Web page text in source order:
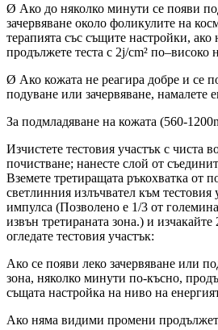
Ø Ако до няколко минути се появи
зачервяване около фоликулите на
терапията със същите настройки,
продължете теста с 2j/cm² по–високо
Ø Ако кожата не реагира добре и се
подуване или зачервяване, намалете
За подмладяване на кожата (560-
Изчистете тестовия участък с чиста
почистване; нанесте слой от
Вземете третиращата ръкохватка от
светлинния излъчвател към тестовия
импулса (Позволено е 1/3 от
извън третираната зона.) и
огледате тестовия участък:
Ако се появи леко зачервяване или
зона, няколко минути по-късно,
същата настройка на ниво на
Ако няма видими промени